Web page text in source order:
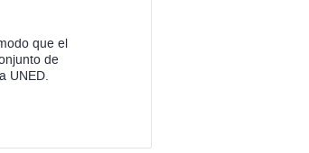
que el
de
UNED.